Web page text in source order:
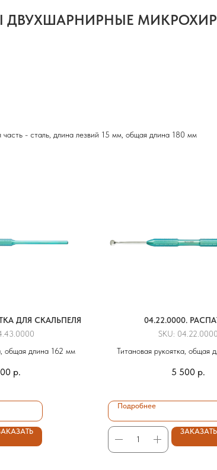
ДВУХШАРНИРНЫЕ
часть - сталь, длина лезвий 15 мм, общая длина 180 мм
ДЛЯ СКАЛЬПЕЛЯ
общая длина 162 мм
р.
04.22.0000.
SKU: 04.22.0000
Титановая рукоятка, общая
5 500 р.
Подробнее
ЗАКАЗАТЬ